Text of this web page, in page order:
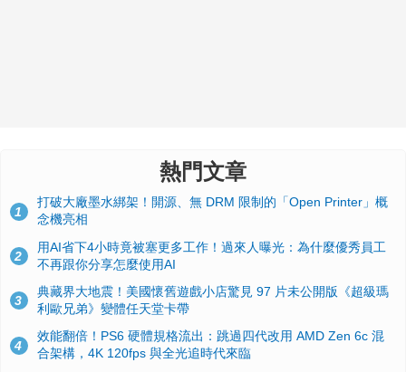
熱門文章
1
打破大廠墨水綁架！開源、無 DRM 限制的「Open Printer」概
念機亮相
2
用AI省下4小時竟被塞更多工作！過來人曝光：為什麼優秀員工
不再跟你分享怎麼使用AI
3
典藏界大地震！美國懷舊遊戲小店驚見 97 片未公開版《超級瑪
利歐兄弟》變體任天堂卡帶
4
效能翻倍！PS6 硬體規格流出：跳過四代改用 AMD Zen 6c 混
合架構，4K 120fps 與全光追時代來臨